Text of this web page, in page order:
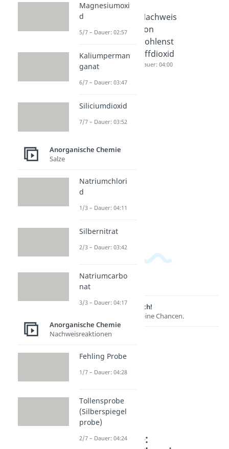
Knallgasp
robe
anprobe
Nachweis
von
Kohlenst
offdioxid
Dauer: 04:00
Lernen lohnt sich!
Entdecke hier deine Chancen.
Weitere Inhalte:
Magnesiumoxi
d
5/7 – Dauer: 02:57
Kaliumperman
ganat
6/7 – Dauer: 03:47
Siliciumdioxid
7/7 – Dauer: 03:52
Anorganische Chemie
Salze
Natriumchlori
d
1/3 – Dauer: 04:11
Silbernitrat
2/3 – Dauer: 03:42
Natriumcarbo
nat
3/3 – Dauer: 04:17
Anorganische Chemie
Nachweisreaktionen
Fehling Probe
1/7 – Dauer: 04:28
Tollensprobe
(Silberspiegel
probe)
2/7 – Dauer: 04:24